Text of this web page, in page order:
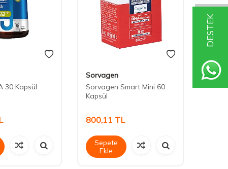
DESTEK
30 Kapsül
Sorvagen
Sorvagen Smart Mini 60
Kapsül
800,11 TL
Sepete
Ekle